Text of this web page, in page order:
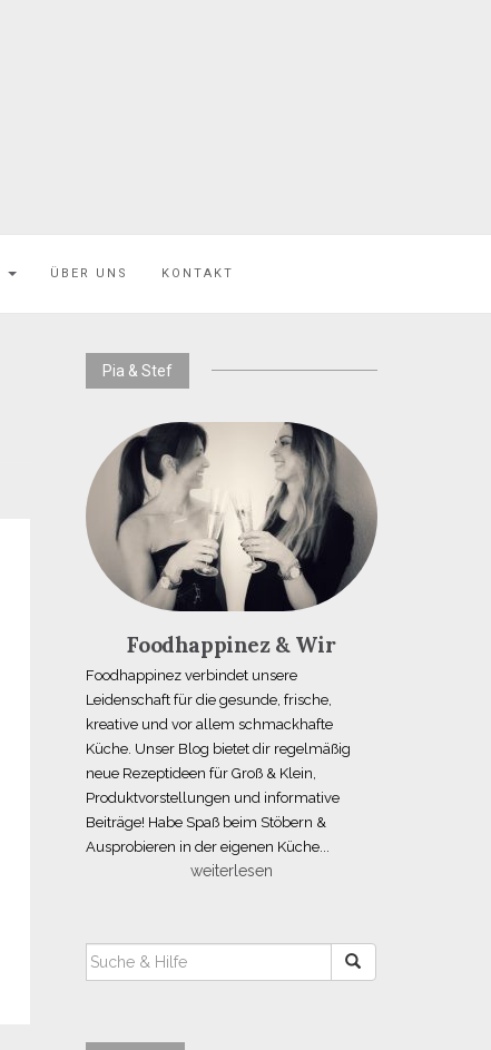
ÜBER UNS KONTAKT
Pia & Stef
Foodhappinez & Wir
Foodhappinez verbindet unsere
Leidenschaft für die gesunde, frische,
kreative und vor allem schmackhafte
Küche. Unser Blog bietet dir regelmäßig
neue Rezeptideen für Groß & Klein,
Produktvorstellungen und informative
Beiträge! Habe Spaß beim Stöbern &
Ausprobieren in der eigenen Küche...
weiterlesen
SUCHEN
NACH: